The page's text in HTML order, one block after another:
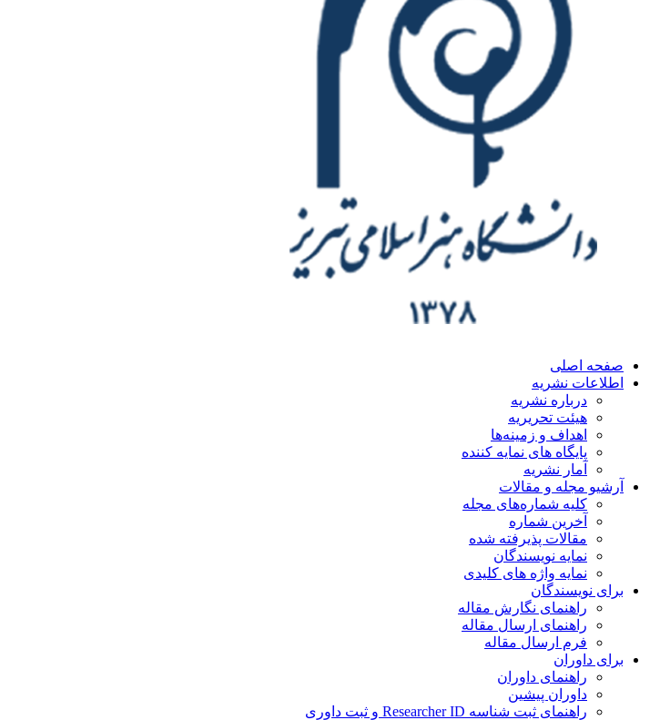
صفحه اصلی
اطلاعات نشریه
درباره نشریه
هیئت تحریریه
اهداف و زمینه‌ها
پایگاه های نمایه کننده
آمار نشریه
آرشیو مجله و مقالات
کلیه شماره‌های مجله
آخرین شماره
مقالات پذیرفته شده
نمایه نویسندگان
نمایه واژه های کلیدی
برای نویسندگان
راهنمای نگارش مقاله
راهنمای ارسال مقاله
فرم ارسال مقاله
برای داوران
راهنمای داوران
داوران پیشین
راهنمای ثبت شناسه Researcher ID و ثبت داوری